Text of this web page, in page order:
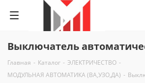
Выключатель
Главная - Каталог - ЭЛЕКТРИЧЕСТВО -
МОДУЛЬНАЯ АВТОМАТИКА (ВА,УЗО,ДА) -